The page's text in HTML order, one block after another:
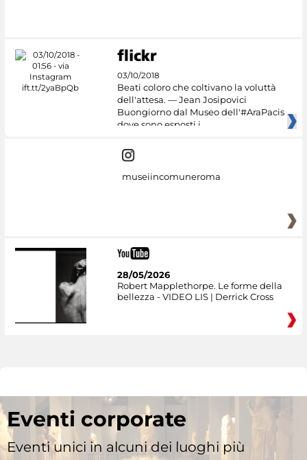
03/10/2018
Beati coloro che coltivano la voluttà
dell'attesa. — Jean Josipovici
Buongiorno dal Museo dell'#AraPacis
dove sono esposti i
museiincomuneroma
28/05/2026
Robert Mapplethorpe. Le forme della
bellezza - VIDEO LIS | Derrick Cross
Eventi corporate
Eventi unici in alcuni dei luoghi più